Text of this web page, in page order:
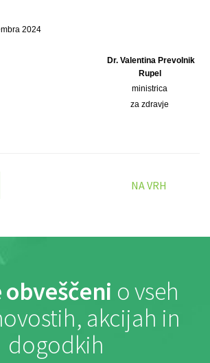
2024
Dr. Valentina Prevolnik
Rupel
ministrica
za zdravje
NA VRH
obveščeni o vseh
akcijah in
dogodkih